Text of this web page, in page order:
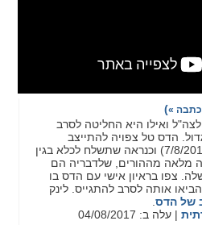
»
)
ואילו היא החליטה לסרב
הדס טל צפויה להתייצב
בבקו"ם ביום שני הקרוב (7/8/2017) וכנראה שתשלח לכלא בגין
מלאה מההורים, שלדבריה הם
צפו בראיון אישי עם הדס בו
אותה לסרב להתגייס. לינק
של הדס.
| עלה ב: 04/08/2017